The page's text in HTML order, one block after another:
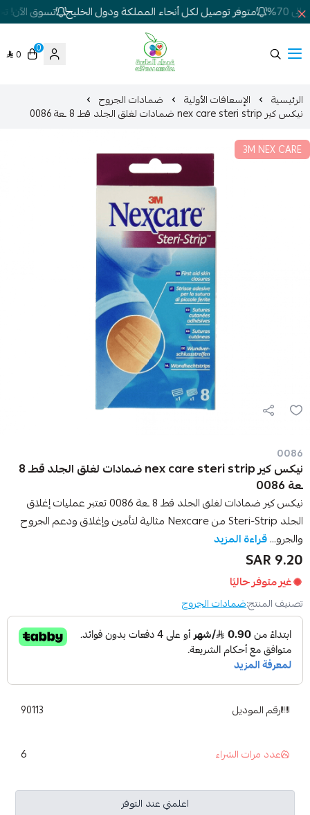
متوفر توصيل لكل أنحاء المملكة ودول الخليج تسوق الآن!
شركة غيداء المتطورة الطبية
0
0
الرئيسية الإسعافات الأولية ضمادات الجروح
نيكس كير nex care steri strip ضمادات لغلق الجلد قطـ 8 ـعة 0086
3M NEX CARE
0086
نيكس كير nex care steri strip ضمادات لغلق الجلد قطـ 8
ـعة 0086
نيكس كير ضمادات لغلق الجلد قطـ 8 ـعة 0086 تعتبر عمليات إغلاق
الجلد Steri-Strip من Nexcare مثالية لتأمين وإغلاق ودعم الجروح
والجرو...قراءة المزيد
9.20 SAR
غير متوفر حاليًا
تصنيف المنتج:ضمادات الجروح
رقم الموديل 90113
عدد مرات الشراء 6
اعلمني عند التوفر